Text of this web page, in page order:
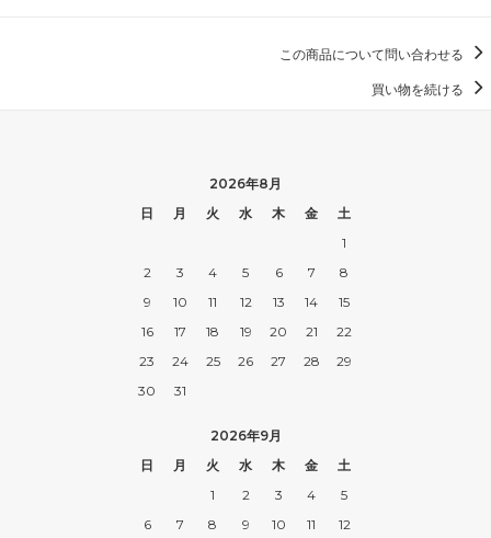
この商品について問い合わせる
買い物を続ける
2026年8月
日
月 火 水 木 金
土
1
2
3 4 5 6 7
8
9
10 11 12 13 14
15
16
17 18 19 20 21
22
23
24 25 26 27 28
29
30
31
2026年9月
日
月 火 水 木 金
土
1
2 3 4
5
6
7 8 9 10 11
12